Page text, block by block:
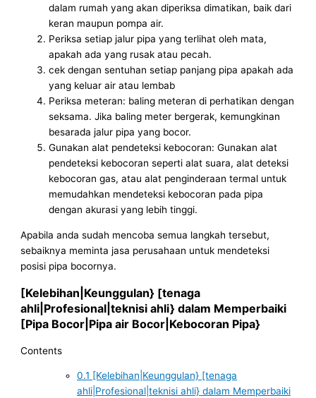
dalam rumah yang akan diperiksa dimatikan, baik dari
keran maupun pompa air.
Periksa setiap jalur pipa yang terlihat oleh mata,
apakah ada yang rusak atau pecah.
cek dengan sentuhan setiap panjang pipa apakah ada
yang keluar air atau lembab
Periksa meteran: baling meteran di perhatikan dengan
seksama. Jika baling meter bergerak, kemungkinan
besarada jalur pipa yang bocor.
Gunakan alat pendeteksi kebocoran: Gunakan alat
pendeteksi kebocoran seperti alat suara, alat deteksi
kebocoran gas, atau alat penginderaan termal untuk
memudahkan mendeteksi kebocoran pada pipa
dengan akurasi yang lebih tinggi.
Apabila anda sudah mencoba semua langkah tersebut,
sebaiknya meminta jasa perusahaan untuk mendeteksi
posisi pipa bocornya.
[Kelebihan|Keunggulan} [tenaga
ahli|Profesional|teknisi ahli} dalam Memperbaiki
[Pipa Bocor|Pipa air Bocor|Kebocoran Pipa}
Contents
0.1 [Kelebihan|Keunggulan} [tenaga
ahli|Profesional|teknisi ahli} dalam Memperbaiki